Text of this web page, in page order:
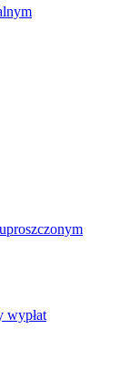
wypłat